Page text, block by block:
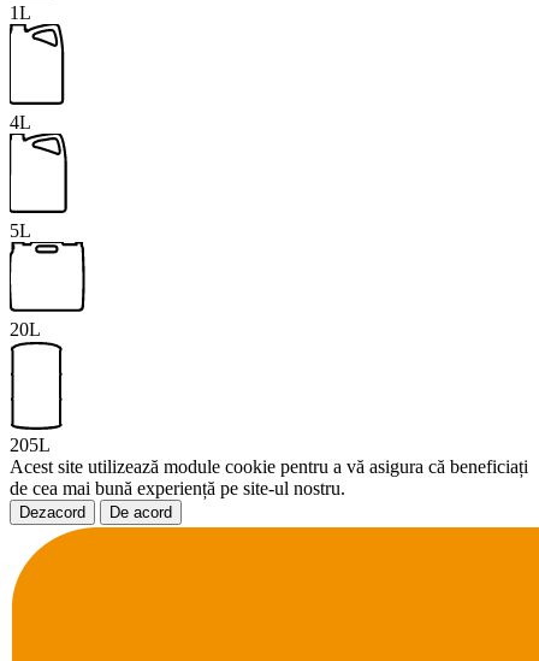
1L
4L
5L
20L
205L
Acest site utilizează module cookie pentru a vă asigura că beneficiați
de cea mai bună experiență pe site-ul nostru.
Dezacord De acord